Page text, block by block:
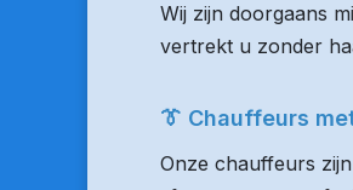
Wij zijn doorgaans
vertrekt u zonder
👔 Chauffeurs
Onze chauffeurs